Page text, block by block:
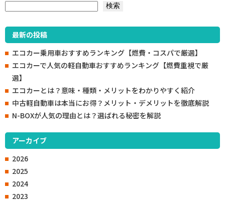
検索
最新の投稿
エコカー乗用車おすすめランキング【燃費・コスパで厳選】
エコカーで人気の軽自動車おすすめランキング【燃費重視で厳
選】
エコカーとは？意味・種類・メリットをわかりやすく紹介
中古軽自動車は本当にお得？メリット・デメリットを徹底解説
N-BOXが人気の理由とは？選ばれる秘密を解説
アーカイブ
2026
2025
2024
2023